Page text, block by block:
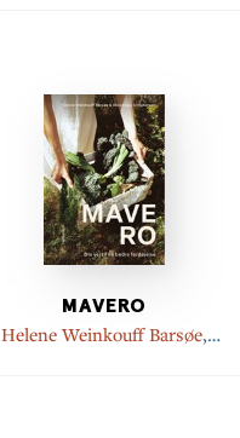
MAVERO
Helene Weinkouff Barsøe,